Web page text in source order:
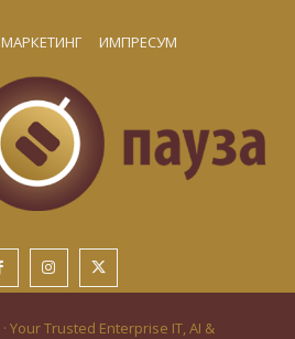
МАРКЕТИНГ ИМПРЕСУМ
· Your Trusted Enterprise IT, AI &